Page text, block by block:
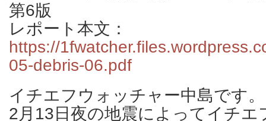
第6版
レポート本文：
https://
05-debris-06.pdf
イチエフウォッチャー中島です。
2月13日夜の地震によってイチエ